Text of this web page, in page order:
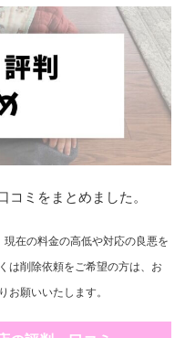
ミをまとめました。
在の料金の高低や対応の良悪を
は削除依頼をご希望の方は、お
願いいたします。